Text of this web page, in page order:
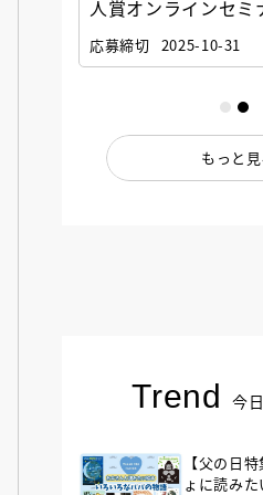
」
人賞オンラインセ
と担当編集者が語る
講座」
応募締切 2025-10-31
もっと見
Trend 今
【父の日
ょに読み